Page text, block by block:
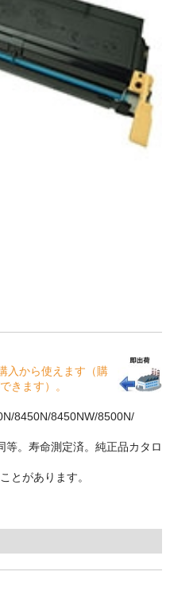
入から使えます（購
きます）。
8450N/8450NW/8500N/
。寿命測定済。純正品カタロ
とがあります。